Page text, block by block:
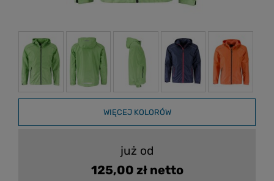
WIĘCEJ KOLORÓW
już od
125,00 zł netto